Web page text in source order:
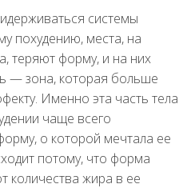
системы
похудению, места, на
теряют форму, и на них
— зона, которая больше
Именно эта часть тела
чаще всего
о которой мечтала ее
потому, что форма
количества жира в ее